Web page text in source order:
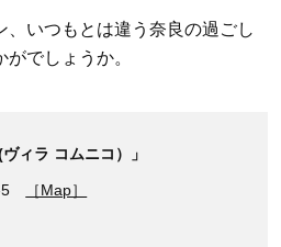
、いつもとは違う奈良の過ごし
でしょうか。
ィラ コムニコ）」
5
［Map］